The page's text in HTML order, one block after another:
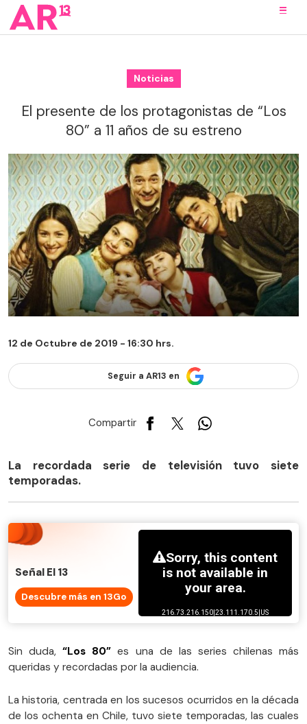
Noticias
El presente de los protagonistas de “Los
80” a 11 años de su estreno
12 de Octubre de 2019 - 16:30 hrs.
Seguir a AR13 en
Compartir
​La recordada serie de televisión tuvo siete
temporadas.
Señal El 13
Descubre más en 13Go
Sin duda,“Los 80” es una de las series chilenas más
queridas y recordadas por la audiencia.
La historia, centrada en los sucesos ocurridos en la década
de los ochenta en Chile, tuvo siete temporadas, las cuales